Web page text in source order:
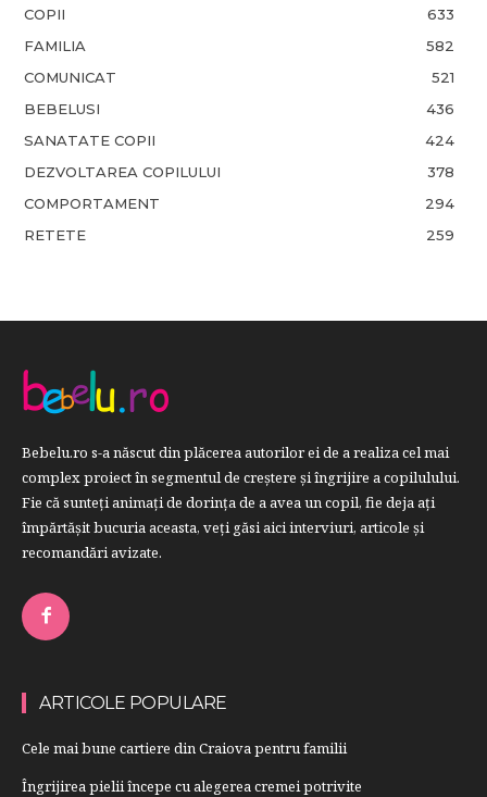
COPII
633
FAMILIA
582
COMUNICAT
521
BEBELUSI
436
SANATATE COPII
424
DEZVOLTAREA COPILULUI
378
COMPORTAMENT
294
RETETE
259
Bebelu.ro s-a născut din plăcerea autorilor ei de a realiza cel mai
complex proiect în segmentul de creştere şi îngrijire a copilulului.
Fie că sunteţi animaţi de dorinţa de a avea un copil, fie deja aţi
împărtăşit bucuria aceasta, veți găsi aici interviuri, articole şi
recomandări avizate.
ARTICOLE POPULARE
Cele mai bune cartiere din Craiova pentru familii
Îngrijirea pielii începe cu alegerea cremei potrivite